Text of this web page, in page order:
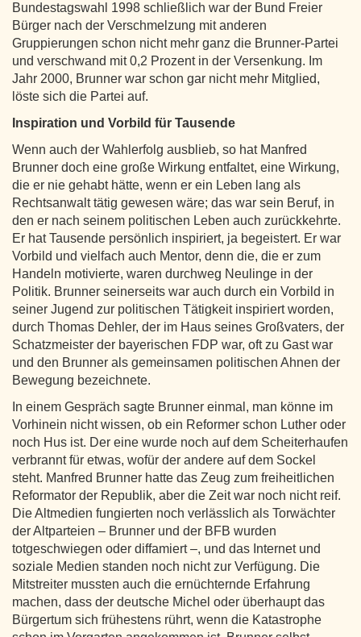
Bundestagswahl 1998 schließlich war der Bund Freier
Bürger nach der Verschmelzung mit anderen
Gruppierungen schon nicht mehr ganz die Brunner-Partei
und verschwand mit 0,2 Prozent in der Versenkung. Im
Jahr 2000, Brunner war schon gar nicht mehr Mitglied,
löste sich die Partei auf.
Inspiration und Vorbild für Tausende
Wenn auch der Wahlerfolg ausblieb, so hat Manfred
Brunner doch eine große Wirkung entfaltet, eine Wirkung,
die er nie gehabt hätte, wenn er ein Leben lang als
Rechtsanwalt tätig gewesen wäre; das war sein Beruf, in
den er nach seinem politischen Leben auch zurückkehrte.
Er hat Tausende persönlich inspiriert, ja begeistert. Er war
Vorbild und vielfach auch Mentor, denn die, die er zum
Handeln motivierte, waren durchweg Neulinge in der
Politik. Brunner seinerseits war auch durch ein Vorbild in
seiner Jugend zur politischen Tätigkeit inspiriert worden,
durch Thomas Dehler, der im Haus seines Großvaters, der
Schatzmeister der bayerischen FDP war, oft zu Gast war
und den Brunner als gemeinsamen politischen Ahnen der
Bewegung bezeichnete.
In einem Gespräch sagte Brunner einmal, man könne im
Vorhinein nicht wissen, ob ein Reformer schon Luther oder
noch Hus ist. Der eine wurde noch auf dem Scheiterhaufen
verbrannt für etwas, wofür der andere auf dem Sockel
steht. Manfred Brunner hatte das Zeug zum freiheitlichen
Reformator der Republik, aber die Zeit war noch nicht reif.
Die Altmedien fungierten noch verlässlich als Torwächter
der Altparteien – Brunner und der BFB wurden
totgeschwiegen oder diffamiert –, und das Internet und
soziale Medien standen noch nicht zur Verfügung. Die
Mitstreiter mussten auch die ernüchternde Erfahrung
machen, dass der deutsche Michel oder überhaupt das
Bürgertum sich frühestens rührt, wenn die Katastrophe